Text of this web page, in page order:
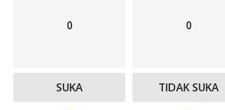
0
SUKA
0
TIDAK SUKA